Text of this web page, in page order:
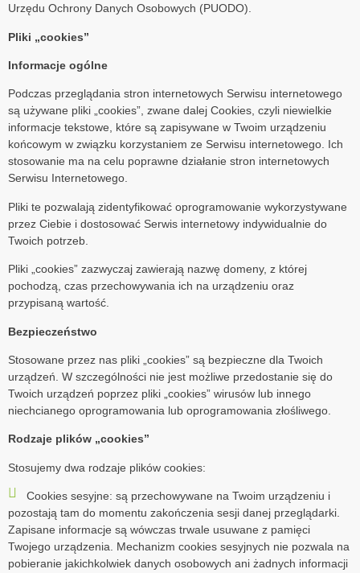
Urzędu Ochrony Danych Osobowych (PUODO).
Pliki „cookies”
Informacje ogólne
Podczas przeglądania stron internetowych Serwisu internetowego
są używane pliki „cookies”, zwane dalej Cookies, czyli niewielkie
informacje tekstowe, które są zapisywane w Twoim urządzeniu
końcowym w związku korzystaniem ze Serwisu internetowego. Ich
stosowanie ma na celu poprawne działanie stron internetowych
Serwisu Internetowego.
Pliki te pozwalają zidentyfikować oprogramowanie wykorzystywane
przez Ciebie i dostosować Serwis internetowy indywidualnie do
Twoich potrzeb.
Pliki „cookies” zazwyczaj zawierają nazwę domeny, z której
pochodzą, czas przechowywania ich na urządzeniu oraz
przypisaną wartość.
Bezpieczeństwo
Stosowane przez nas pliki „cookies” są bezpieczne dla Twoich
urządzeń. W szczególności nie jest możliwe przedostanie się do
Twoich urządzeń poprzez pliki „cookies” wirusów lub innego
niechcianego oprogramowania lub oprogramowania złośliwego.
Rodzaje plików „cookies”
Stosujemy dwa rodzaje plików cookies:
Cookies sesyjne: są przechowywane na Twoim urządzeniu i
pozostają tam do momentu zakończenia sesji danej przeglądarki.
Zapisane informacje są wówczas trwale usuwane z pamięci
Twojego urządzenia. Mechanizm cookies sesyjnych nie pozwala na
pobieranie jakichkolwiek danych osobowych ani żadnych informacji